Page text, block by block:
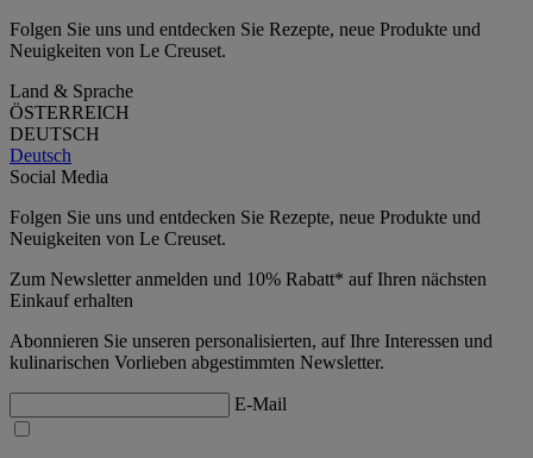
Folgen Sie uns und entdecken Sie Rezepte, neue Produkte und
Neuigkeiten von Le Creuset.
Land & Sprache
ÖSTERREICH
DEUTSCH
Deutsch
Social Media
Folgen Sie uns und entdecken Sie Rezepte, neue Produkte und
Neuigkeiten von Le Creuset.
Zum Newsletter anmelden und 10% Rabatt* auf Ihren nächsten
Einkauf erhalten
Abonnieren Sie unseren personalisierten, auf Ihre Interessen und
kulinarischen Vorlieben abgestimmten Newsletter.
E-Mail